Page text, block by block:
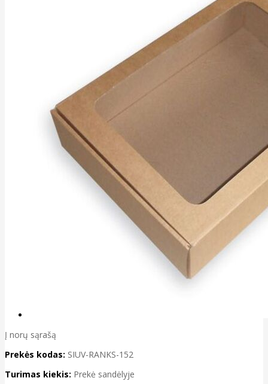
Į norų sąrašą
Prekės kodas: SIUV-RANKS-152
Turimas kiekis: Prekė sandėlyje